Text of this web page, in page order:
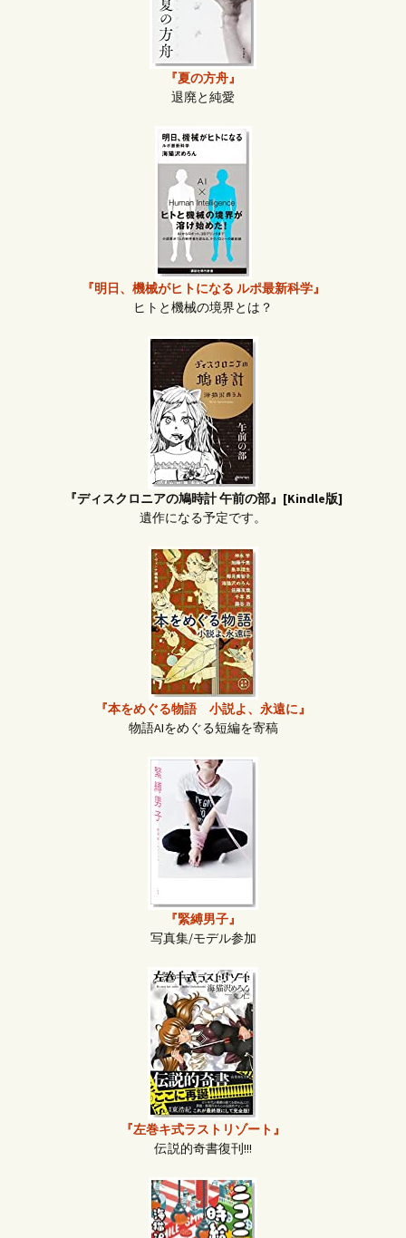
『夏の方舟』
退廃と純愛
『明日、機械がヒトになる ルポ最新科学』
ヒトと機械の境界とは？
『ディスクロニアの鳩時計 午前の部』[Kindle版]
遺作になる予定です。
『本をめぐる物語 小説よ、永遠に』
物語AIをめぐる短編を寄稿
『緊縛男子』
写真集/モデル参加
『左巻キ式ラストリゾート』
伝説的奇書復刊!!!